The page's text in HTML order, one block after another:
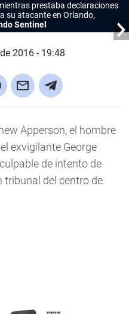
prestaba declaraciones
su atacante en Orlando,
Sentinel
2016 - 19:48
Apperson, el hombre
exvigilante George
de intento de
tribunal del centro de